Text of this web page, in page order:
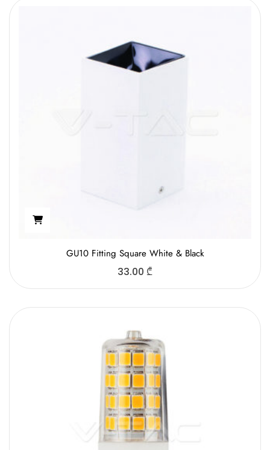
GU10 Fitting Square White & Black
33.00 ₾